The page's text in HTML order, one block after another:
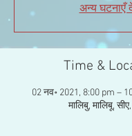
अन्य घटनाएँ
Time &
02 नव॰ 2021, 8:00 pm –
मालिबु, मालिबू,